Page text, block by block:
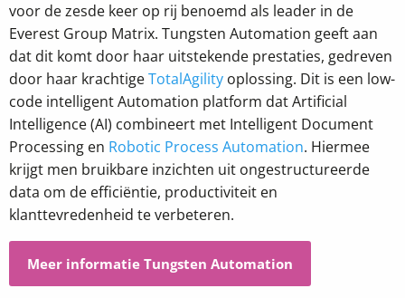
voor de zesde keer op rij benoemd als leader in de
Everest Group Matrix. Tungsten Automation geeft aan
dat dit komt door haar uitstekende prestaties, gedreven
door haar krachtigeTotalAgility oplossing. Dit is een low-
code intelligent Automation platform dat Artificial
Intelligence (AI) combineert met Intelligent Document
Processing en Robotic Process Automation. Hiermee
krijgt men bruikbare inzichten uit ongestructureerde
data om de efficiëntie, productiviteit en
klanttevredenheid te verbeteren.
Meer informatie Tungsten Automation